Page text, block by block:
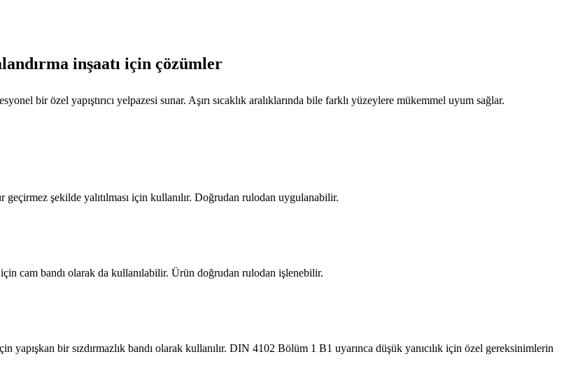
INŞAAT
inşaatı için çözümler
bir özel yapıştırıcı yelpazesi sunar. Aşırı sıcaklık aralıklarında bile farklı yüzeylere mükemmel uyum sağlar.
şekilde yalıtılması için kullanılır. Doğrudan rulodan uygulanabilir.
için cam bandı olarak da kullanılabilir. Ürün doğrudan rulodan işlenebilir.
yapışkan bir sızdırmazlık bandı olarak kullanılır. DIN 4102 Bölüm 1 B1 uyarınca düşük yanıcılık için özel gereksinimlerin